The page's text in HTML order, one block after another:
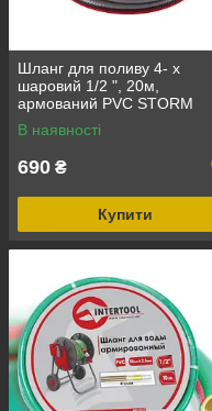
Шланг для поливу 4- х
шаровий 1/2 ", 20м,
армований PVC STORM
INTERTOOL GE-4152
В наявності
690 ₴
Купити